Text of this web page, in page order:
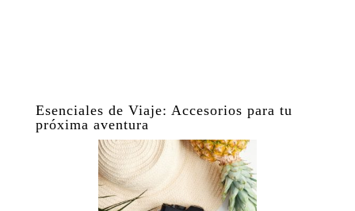
Esenciales de Viaje: Accesorios para tu
próxima aventura